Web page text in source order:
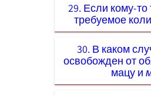
29. Если кому-то
требуемое
30. В каком
освобожден от
мацу и